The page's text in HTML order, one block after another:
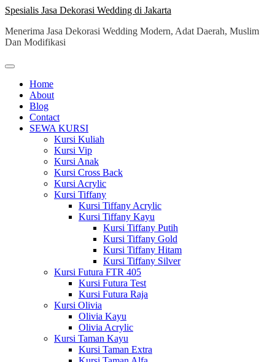
Skip
content
Spesialis Jasa Dekorasi Wedding di Jakarta
Menerima Jasa Dekorasi Wedding Modern, Adat Daerah, Muslim
Dan Modifikasi
Home
About
Blog
Contact
SEWA KURSI
Kursi Kuliah
Kursi Vip
Kursi Anak
Kursi Cross Back
Kursi Acrylic
Kursi Tiffany
Kursi Tiffany Acrylic
Kursi Tiffany Kayu
Kursi Tiffany Putih
Kursi Tiffany Gold
Kursi Tiffany Hitam
Kursi Tiffany Silver
Kursi Futura FTR 405
Kursi Futura Test
Kursi Futura Raja
Kursi Olivia
Olivia Kayu
Olivia Acrylic
Kursi Taman Kayu
Kursi Taman Extra